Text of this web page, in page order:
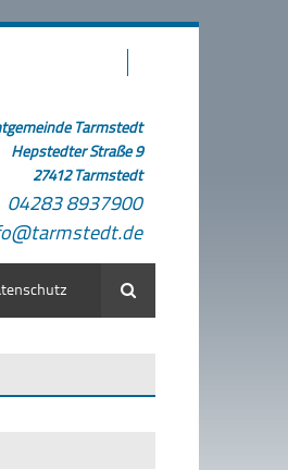
Tarmstedt
Hepstedter Straße 9
27412 Tarmstedt
04283 8937900
Suche